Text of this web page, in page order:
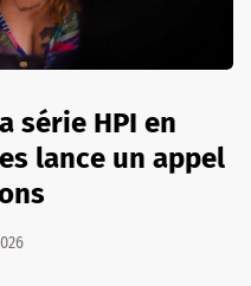
série HPI en
lance un appel